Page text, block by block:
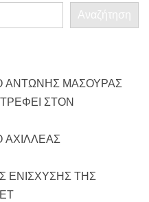
Αναζήτηση
ΑΝΤΩΝΗΣ ΜΑΣΟΥΡΑΣ
ΣΤΟΝ
ΕΝΙΣΧΥΣΗΣ ΤΗΣ